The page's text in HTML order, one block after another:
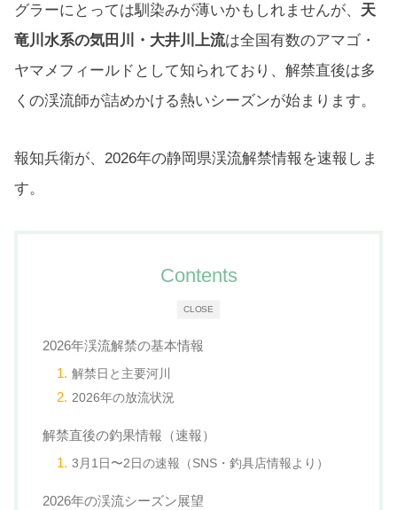
グラーにとっては馴染みが薄いかもしれませんが、 天
竜川水系の気田川・大井川上流は全国有数のアマゴ・
ヤマメフィールドとして知られており、解禁直後は多
くの渓流師が詰めかける熱いシーズンが始まります。
報知兵衛が、2026年の静岡県渓流解禁情報を速報しま
す。
CLOSE
Contents
2026年渓流解禁の基本情報
解禁日と主要河川
2026年の放流状況
解禁直後の釣果情報（速報）
3月1日〜2日の速報（SNS・釣具店情報より）
2026年の渓流シーズン展望